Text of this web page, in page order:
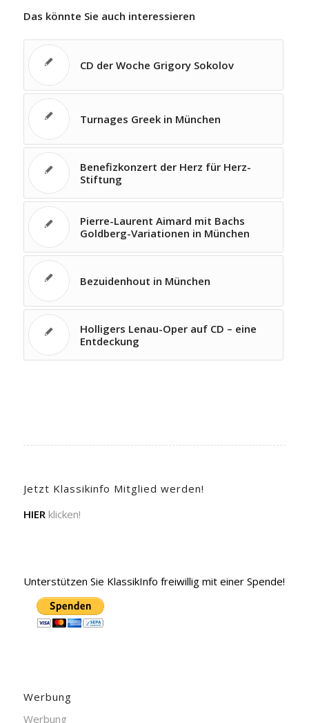
Das könnte Sie auch interessieren
CD der Woche Grigory Sokolov
Turnages Greek in München
Benefizkonzert der Herz für Herz-
Stiftung
Pierre-Laurent Aimard mit Bachs
Goldberg-Variationen in München
Bezuidenhout in München
Holligers Lenau-Oper auf CD – eine
Entdeckung
Jetzt Klassikinfo Mitglied werden!
HIER klicken!
Unterstützen Sie KlassikInfo freiwillig mit einer Spende!
Werbung
Werbung